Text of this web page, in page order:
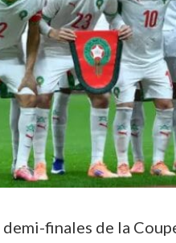
finales de la